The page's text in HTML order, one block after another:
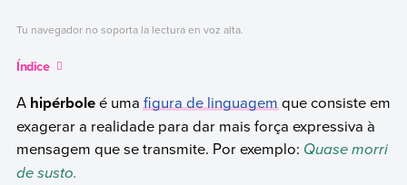
Tu navegador no soporta la lectura en voz alta.
Índice
A hipérboleé umafigura de linguagemque consiste em
exagerar a realidade para dar mais força expressiva à
mensagem que se transmite. Por exemplo: Quase morri
de susto.